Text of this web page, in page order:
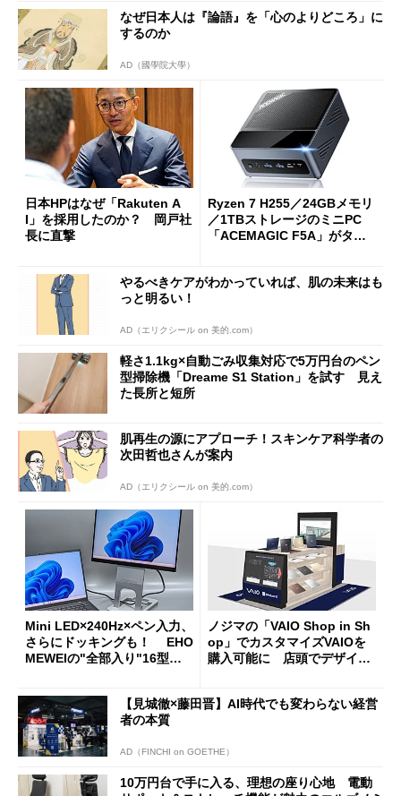
なぜ日本人は『論語』を「心のよりどころ」に
するのか
AD（國學院大學）
日本HPはなぜ「Rakuten A
I」を採用したのか？ 岡戸社
長に直撃
Ryzen 7 H255／24GBメモリ
／1TBストレージのミニPC
「ACEMAGIC F5A」がタイ
やるべきケアがわかっていれば、肌の未来はも
っと明るい！
AD（エリクシール on 美的.com）
軽さ1.1kg×自動ごみ収集対応で5万円台のペン
型掃除機「Dreame S1 Station」を試す 見え
た長所と短所
肌再生の源にアプローチ！スキンケア科学者の
次田哲也さんが案内
AD（エリクシール on 美的.com）
Mini LED×240Hz×ペン入力、
さらにドッキングも！ EHO
MEWEIの"全部入り"16型モ
ノジマの「VAIO Shop in Sh
op」でカスタマイズVAIOを
購入可能に 店頭でデザイン
【見城徹×藤田晋】AI時代でも変わらない経営
者の本質
AD（FINCHI on GOETHE）
10万円台で手に入る、理想の座り心地 電動